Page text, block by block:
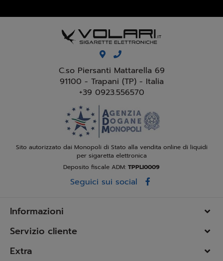
C.so Piersanti Mattarella 69
91100 - Trapani (TP) - Italia
+39 0923.556570
Sito autorizzato dai Monopoli di Stato alla vendita online di liquidi
per sigaretta elettronica
Deposito fiscale ADM: TPPLI0009
Seguici sui social
Informazioni
Servizio cliente
Extra